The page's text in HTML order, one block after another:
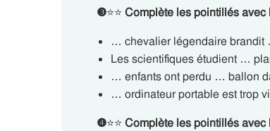
❸⭐⭐ Complète les pointillés avec
… chevalier légendaire brandit
Les scientifiques étudient …
… enfants ont perdu … ballon
… ordinateur portable est trop
❹⭐⭐ Complète les pointillés